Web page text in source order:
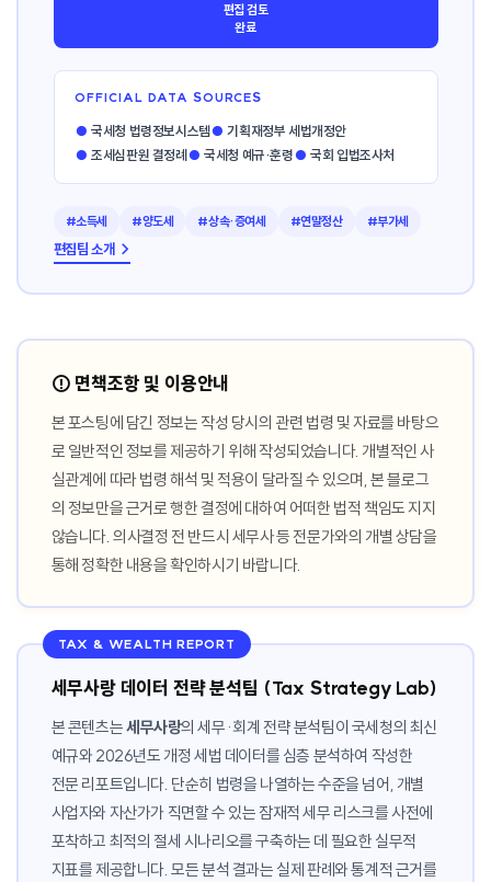
편집 검토
완료
OFFICIAL DATA SOURCES
● 국세청 법령정보시스템● 기획재정부 세법개정안
● 조세심판원 결정례 ● 국세청 예규·훈령● 국회 입법조사처
#소득세 #양도세 #상속·증여세 #연말정산 #부가세
편집팀 소개 →
⚠️ 면책조항 및 이용안내
본 포스팅에 담긴 정보는 작성 당시의 관련 법령 및 자료를 바탕으
로 일반적인 정보를 제공하기 위해 작성되었습니다. 개별적인 사
실관계에 따라 법령 해석 및 적용이 달라질 수 있으며, 본 블로그
의 정보만을 근거로 행한 결정에 대하여 어떠한 법적 책임도 지지
않습니다. 의사결정 전 반드시 세무사 등 전문가와의 개별 상담을
통해 정확한 내용을 확인하시기 바랍니다.
TAX & WEALTH REPORT
세무사랑 데이터 전략 분석팀 (Tax Strategy Lab)
본 콘텐츠는세무사랑의 세무·회계 전략 분석팀이 국세청의 최신
예규와 2026년도 개정 세법 데이터를 심층 분석하여 작성한
전문 리포트입니다. 단순히 법령을 나열하는 수준을 넘어, 개별
사업자와 자산가가 직면할 수 있는 잠재적 세무 리스크를 사전에
포착하고 최적의 절세 시나리오를 구축하는 데 필요한 실무적
지표를 제공합니다. 모든 분석 결과는 실제 판례와 통계적 근거를